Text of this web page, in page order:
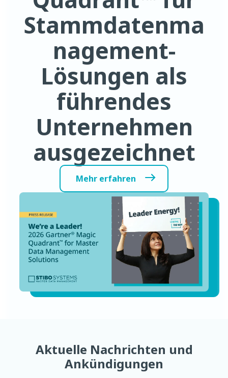
Stammdatenma
nagement-
Lösungen als
führendes
Unternehmen
ausgezeichnet
Mehr erfahren
Aktuelle Nachrichten und
Ankündigungen